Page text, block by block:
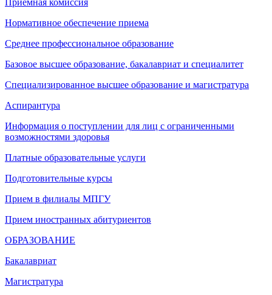
Приемная комиссия
Нормативное обеспечение приема
Среднее профессиональное образование
Базовое высшее образование, бакалавриат и специалитет
Специализированное высшее образование и магистратура
Аспирантура
Информация о поступлении для лиц с ограниченными
возможностями здоровья
Платные образовательные услуги
Подготовительные курсы
Прием в филиалы МПГУ
Прием иностранных абитуриентов
ОБРАЗОВАНИЕ
Бакалавриат
Магистратура